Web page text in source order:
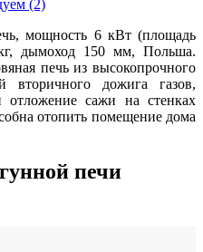
(2)
мощность 6 кВт (площадь
дымоход 150 мм, Польша.
печь из высокопрочного
вторичного дожига газов,
сажи на стенках
отопить помещение дома
печи